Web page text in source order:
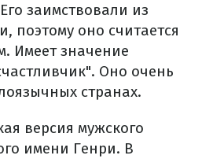
заимствовали из
поэтому оно считается
Имеет значение
Оно очень
странах.
версия мужского
имени Генри. В